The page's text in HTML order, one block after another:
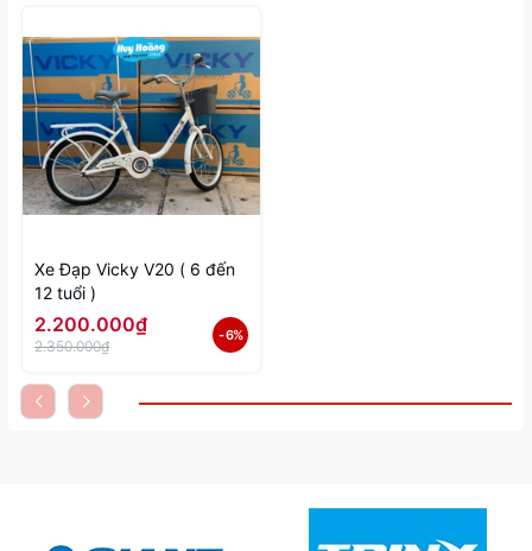
Xe Đạp Vicky V20 ( 6 đến
12 tuổi )
2.200.000₫
2.350.000₫
- 6%